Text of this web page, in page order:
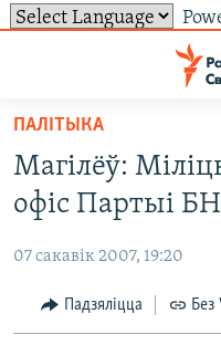
ўнівэрсальнага
доступу
Перайсьці
да
галоўнага
Перайсьці
УСЕ НАВІНЫ
ЛЮДЗІ
ПАЛІТЫКА
ТОЛЬКІ НА СВАБОДЗЕ
БЛОГІ
ГІСТОРЫЯ НА СВАБОДЗЕ
СУВЯЗЬ
АБЫСЬЦІ БЛЯКАВАНЬНЕ
ПАДЗЯЛІЦЦА ІНФАРМАЦЫЯЙ
ПАДПІСАЦЦА
RSS
ПАЛІТЫКА
Магілёў:
офіс Партыі
07 сакавік 2007, 19:20
Падзяліцца Без